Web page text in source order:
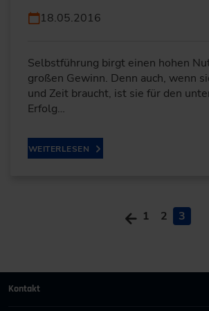
18.05.2016
Selbstführung birgt einen hohen
großen Gewinn. Denn auch, wenn
und Zeit braucht, ist sie für den
Erfolg…
WEITERLESEN
1 2
3
Kontakt